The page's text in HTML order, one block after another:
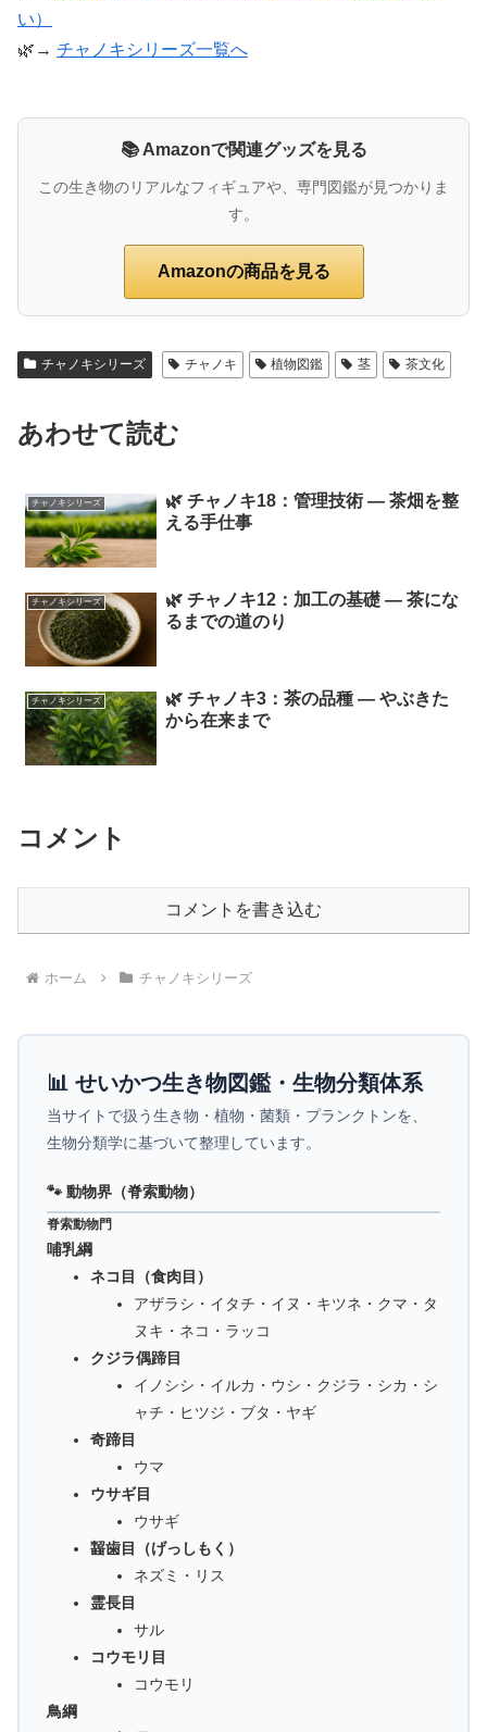
い）
🌿→ チャノキシリーズ一覧へ
📚 Amazonで関連グッズを見る
この生き物のリアルなフィギュアや、専門図鑑が見つかりま
す。
Amazonの商品を見る
チャノキシリーズ チャノキ 植物図鑑 茎 茶文化
あわせて読む
チャノキシリーズ
🌿 チャノキ18：管理技術 ― 茶畑を整
える手仕事
チャノキシリーズ
🌿 チャノキ12：加工の基礎 ― 茶にな
るまでの道のり
チャノキシリーズ
🌿 チャノキ3：茶の品種 ― やぶきた
から在来まで
コメント
コメントを書き込む
ホーム チャノキシリーズ
📊 せいかつ生き物図鑑・生物分類体系
当サイトで扱う生き物・植物・菌類・プランクトンを、
生物分類学に基づいて整理しています。
🐾 動物界（脊索動物）
脊索動物門
哺乳綱
ネコ目（食肉目）
アザラシ・イタチ・イヌ・キツネ・クマ・タ
ヌキ・ネコ・ラッコ
クジラ偶蹄目
イノシシ・イルカ・ウシ・クジラ・シカ・シ
ャチ・ヒツジ・ブタ・ヤギ
奇蹄目
ウマ
ウサギ目
ウサギ
齧歯目（げっしもく）
ネズミ・リス
霊長目
サル
コウモリ目
コウモリ
鳥綱